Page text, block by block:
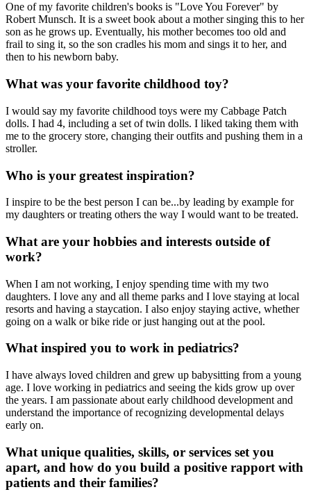
One of my favorite children's books is "Love You Forever" by
Robert Munsch. It is a sweet book about a mother singing this to her
son as he grows up. Eventually, his mother becomes too old and
frail to sing it, so the son cradles his mom and sings it to her, and
then to his newborn baby.
What was your favorite childhood toy?
I would say my favorite childhood toys were my Cabbage Patch
dolls. I had 4, including a set of twin dolls. I liked taking them with
me to the grocery store, changing their outfits and pushing them in a
stroller.
Who is your greatest inspiration?
I inspire to be the best person I can be...by leading by example for
my daughters or treating others the way I would want to be treated.
What are your hobbies and interests outside of
work?
When I am not working, I enjoy spending time with my two
daughters. I love any and all theme parks and I love staying at local
resorts and having a staycation. I also enjoy staying active, whether
going on a walk or bike ride or just hanging out at the pool.
What inspired you to work in pediatrics?
I have always loved children and grew up babysitting from a young
age. I love working in pediatrics and seeing the kids grow up over
the years. I am passionate about early childhood development and
understand the importance of recognizing developmental delays
early on.
What unique qualities, skills, or services set you
apart, and how do you build a positive rapport with
patients and their families?